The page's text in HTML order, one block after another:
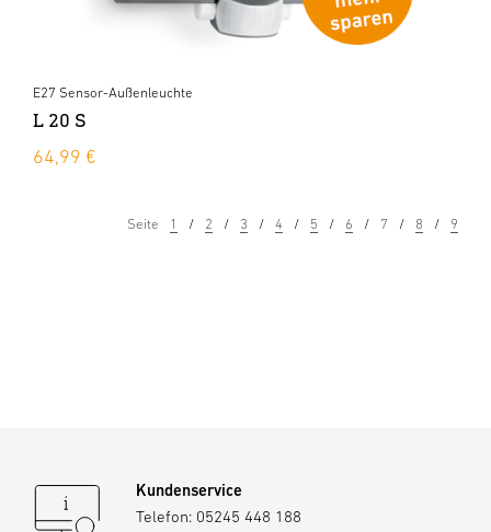
E27 Sensor-Außenleuchte
L 20 S
64,99 €
Seite 1 2 3 4 5 6 7 8 9
Kundenservice
Telefon: 05245 448 188